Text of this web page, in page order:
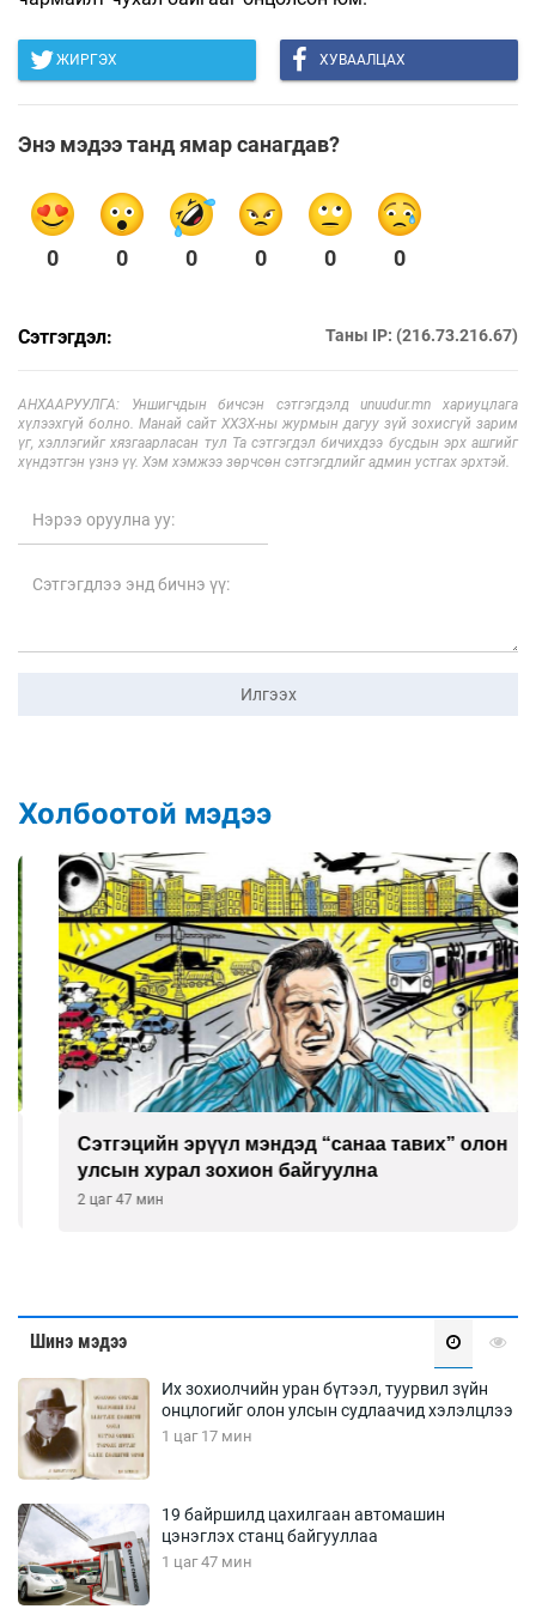
ЖИРГЭХ ХУВААЛЦАХ
Энэ мэдээ танд ямар санагдав?
0 0 0 0 0 0
Сэтгэгдэл: Таны IP: (216.73.216.67)
АНХААРУУЛГА: Уншигчдын бичсэн сэтгэгдэлд unuudur.mn хариуцлага
хүлээхгүй болно. Манай сайт ХХЗХ-ны журмын дагуу зүй зохисгүй зарим
үг, хэллэгийг хязгаарласан тул Та сэтгэгдэл бичихдээ бусдын эрх ашгийг
хүндэтгэн үзнэ үү. Хэм хэмжээ зөрчсөн сэтгэгдлийг админ устгах эрхтэй.
Илгээх
Холбоотой мэдээ
Сэтгэцийн эрүүл мэндэд “санаа тавих” олон
улсын хурал зохион байгуулна
2 цаг 47 мин
Шинэ мэдээ
Их зохиолчийн уран бүтээл, туурвил зүйн
онцлогийг олон улсын судлаачид хэлэлцлээ
1 цаг 17 мин
19 байршилд цахилгаан автомашин
цэнэглэх станц байгууллаа
1 цаг 47 мин